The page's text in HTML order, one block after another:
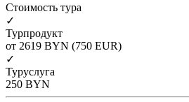
Cтоимость тура
✓
Турпродукт
от 2619 BYN (750 EUR)
✓
Туруслуга
250 BYN